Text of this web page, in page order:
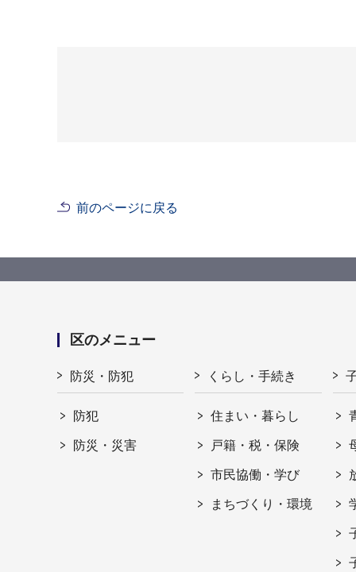
前のページに戻る
区のメニュー
防災・防犯
防犯
防災・災害
くらし・手続き
住まい・暮らし
戸籍・税・保険
市民協働・学び
まちづくり・環境